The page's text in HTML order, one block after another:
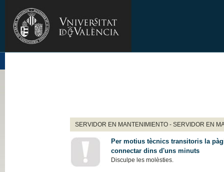
SERVIDOR EN MANTENIMIENTO - SERVIDOR EN
Per motius tècnics transitoris la
connectar dins d'uns minuts
Disculpe les molèsties.